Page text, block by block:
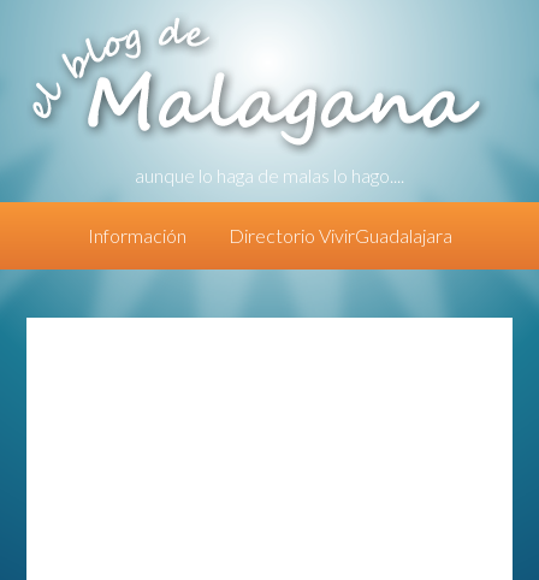
aunque lo haga de malas lo hago....
Información Directorio VivirGuadalajara